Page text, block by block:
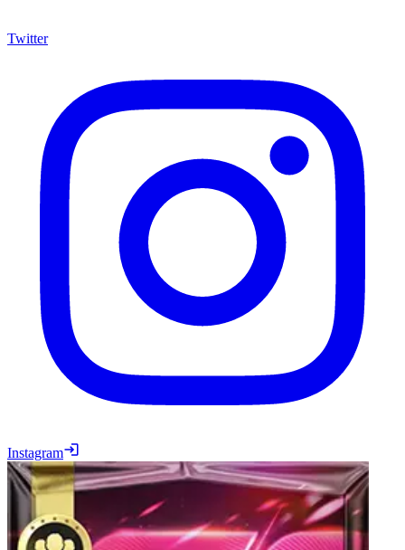
Twitter
Instagram